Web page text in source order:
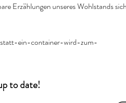
Erzählungen unseres Wohlstands
ein-container-wird-zum-
to date!